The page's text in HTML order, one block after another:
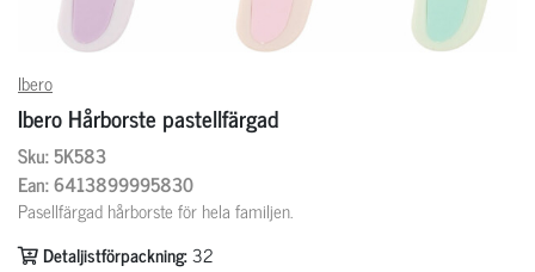
Ibero
Ibero Hårborste pastellfärgad
Sku: 5K583
Ean: 6413899995830
Pasellfärgad hårborste för hela familjen.
Detaljistförpackning:32